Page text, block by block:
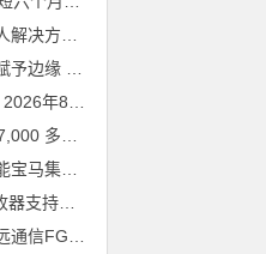
2026年8月6日
恩智浦Trimension超宽带技术赋能宝马集团Digital Key Plus及生命体存在检测功能
Vishay TSOP15300系列红外接收器支持所有主流遥控代码